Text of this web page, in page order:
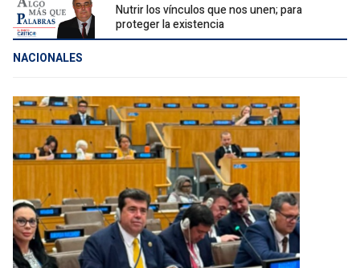
Nutrir los vínculos que nos unen; para
proteger la existencia
NACIONALES